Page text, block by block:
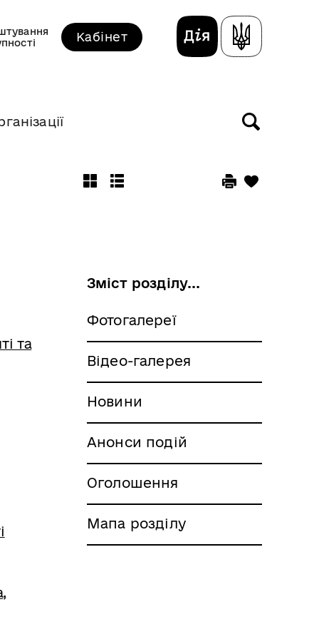
Кабінет
та
Зміст розділу...
Фотогалереї
Відео-галерея
Новини
Анонси подій
Оголошення
Мапа розділу